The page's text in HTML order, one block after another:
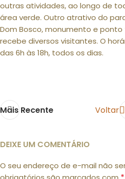
outras atividades, ao longo de
área verde. Outro atrativo do
Dom Bosco, monumento e
recebe diversos visitantes. O
das 6h às 18h, todos os dias.
Mais Recente Voltar
DEIXE UM COMENTÁRIO
O seu endereço de e-mail não